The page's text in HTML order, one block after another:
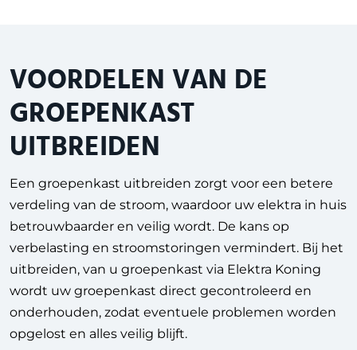
VOORDELEN VAN DE
GROEPENKAST
UITBREIDEN
Een groepenkast uitbreiden zorgt voor een betere
verdeling van de stroom, waardoor uw elektra in huis
betrouwbaarder en veilig wordt. De kans op
verbelasting en stroomstoringen vermindert. Bij het
uitbreiden, van u groepenkast via Elektra Koning
wordt uw groepenkast direct gecontroleerd en
onderhouden, zodat eventuele problemen worden
opgelost en alles veilig blijft.